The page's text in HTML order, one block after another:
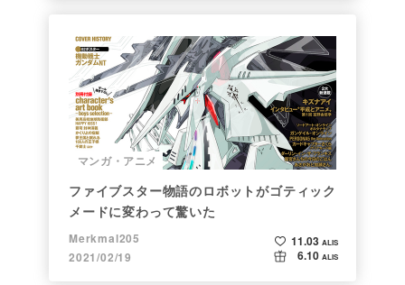
マンガ・アニメ
ファイブスター物語のロボットがゴティック
メードに変わって驚いた
Merkmal205
2021/02/19
11.03 ALIS
6.10 ALIS